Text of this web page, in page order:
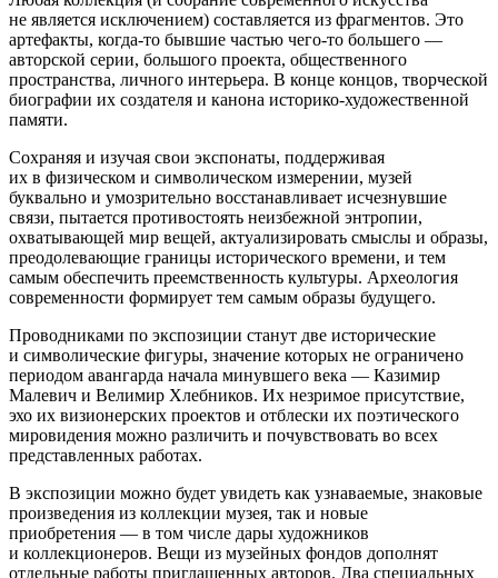
не является исключением) составляется из фрагментов. Это
артефакты, когда-то бывшие частью чего-то большего —
авторской серии, большого проекта, общественного
пространства, личного интерьера. В конце концов, творческой
биографии их создателя и канона историко-художественной
памяти.
Сохраняя и изучая свои экспонаты, поддерживая
их в физическом и символическом измерении, музей
буквально и умозрительно восстанавливает исчезнувшие
связи, пытается противостоять неизбежной энтропии,
охватывающей мир вещей, актуализировать смыслы и образы,
преодолевающие границы исторического времени, и тем
самым обеспечить преемственность культуры. Археология
современности формирует тем самым образы будущего.
Проводниками по экспозиции станут две исторические
и символические фигуры, значение которых не ограничено
периодом авангарда начала минувшего века — Казимир
Малевич и Велимир Хлебников. Их незримое присутствие,
эхо их визионерских проектов и отблески их поэтического
мировидения можно различить и почувствовать во всех
представленных работах.
В экспозиции можно будет увидеть как узнаваемые, знаковые
произведения из коллекции музея, так и новые
приобретения — в том числе дары художников
и коллекционеров. Вещи из музейных фондов дополнят
отдельные работы приглашенных авторов. Два специальных